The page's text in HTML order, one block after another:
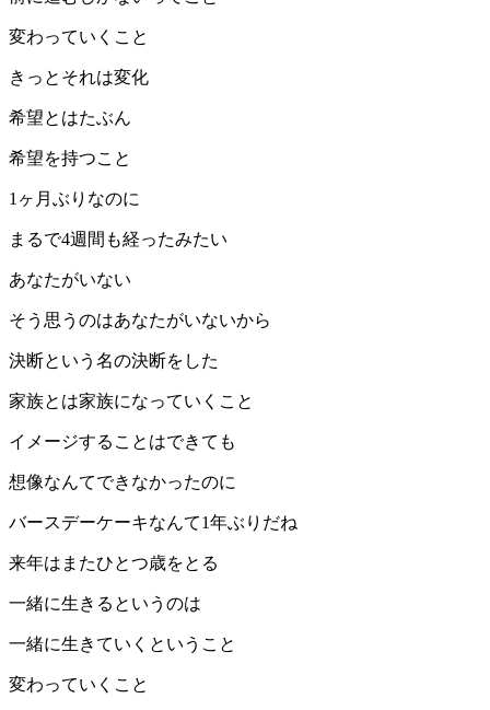
変わっていくこと
きっとそれは変化
希望とはたぶん
希望を持つこと
1ヶ月ぶりなのに
まるで4週間も経ったみたい
あなたがいない
そう思うのはあなたがいないから
決断という名の決断をした
家族とは家族になっていくこと
イメージすることはできても
想像なんてできなかったのに
バースデーケーキなんて1年ぶりだね
来年はまたひとつ歳をとる
一緒に生きるというのは
一緒に生きていくということ
変わっていくこと